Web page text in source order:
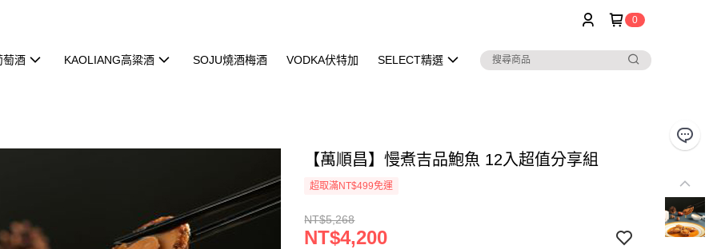
0
萄酒 KAOLIANG高粱酒 SOJU燒酒梅酒 VODKA伏特加 SELECT精選
【萬順昌】慢煮吉品鮑魚 12入超值分享組
超取滿NT$499免運
NT$5,268
NT$4,200